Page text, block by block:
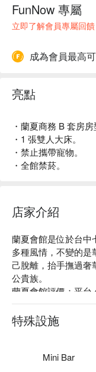
FunNow 專屬
立即了解會員專屬回饋
成為會員最高
亮點
・蘭夏商務 B 套房房
・1 張雙人大床。
・禁止攜帶寵物。
・全館禁菸。
店家介紹
蘭夏會館是位於台中
多種風情，不變的是
己脫離，抬手撫過奢
公貴族。
蘭夏會館評價：平台
蘭夏會館推薦：蘭夏
路旁青翠的綠樹洋溢
與想像。位於台中七
蘭夏會館優惠、蘭
特殊設施
Mini Bar